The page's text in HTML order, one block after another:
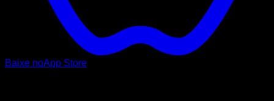
Baixe noApp Store